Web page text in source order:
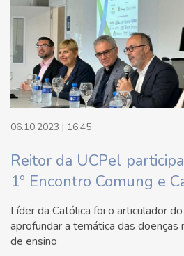
06.10.2023 | 16:45
Reitor da UCPel
1º Encontro Comung e
Líder da Católica foi o articulador
aprofundar a temática das
de ensino